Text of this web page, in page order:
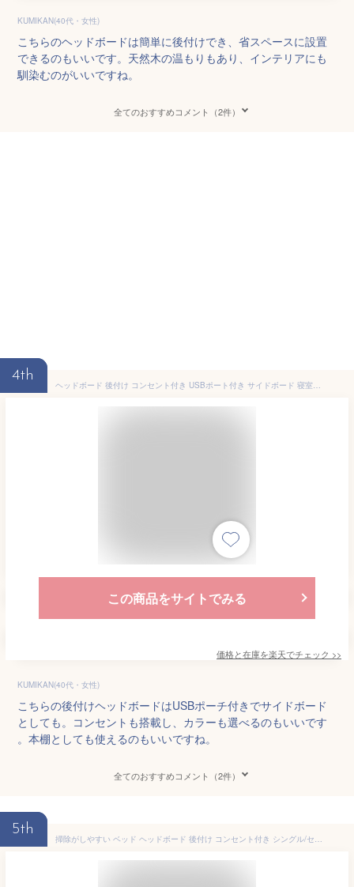
KUMIKAN(40代・女性)
こちらのヘッドボードは簡単に後付けでき、省スペースに設置
できるのもいいです。天然木の温もりもあり、インテリアにも
馴染むのがいいですね。
全てのおすすめコメント（2件）
4th
ヘッドボード 後付け コンセント付き USBポート付き サイドボード 寝室 収納 宮棚 棚 収納ラック 本棚 ブックシェルフ スリムラック 一人暮らし 新生活
この商品をサイトでみる
価格と在庫を楽天でチェック >>
KUMIKAN(40代・女性)
こちらの後付けヘッドボードはUSBポーチ付きでサイドボード
としても。コンセントも搭載し、カラーも選べるのもいいです
。本棚としても使えるのもいいですね。
全てのおすすめコメント（2件）
5th
掃除がしやすい ベッド ヘッドボード 後付け コンセント付き シングル/セミダブル/ダブル/セミシングルショート 奥行15 高さ67cm パイン材 木製 棚 宮 スリム 収納 隙間 隙間収納 すきま収納 ヘッドボードのみ 山善 YAMAZEN 【送料無料】 0227P